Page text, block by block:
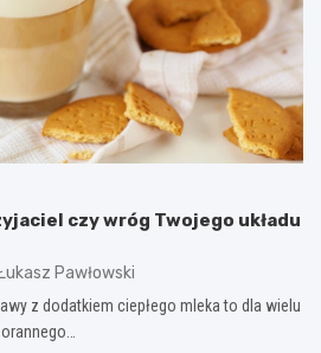
czy wróg Twojego układu
Pawłowski
z dodatkiem ciepłego mleka to dla wielu